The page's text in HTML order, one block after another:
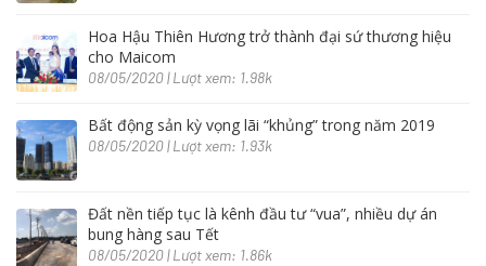
Hoa Hậu Thiên Hương trở thành đại sứ thương hiệu
cho Maicom
08/05/2020 | Lượt xem: 1.98k
Bất động sản kỳ vọng lãi “khủng” trong năm 2019
08/05/2020 | Lượt xem: 1.93k
Đất nền tiếp tục là kênh đầu tư “vua”, nhiều dự án
bung hàng sau Tết
08/05/2020 | Lượt xem: 1.86k